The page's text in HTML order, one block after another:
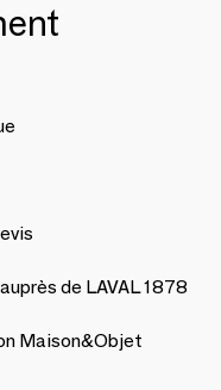
de LAVAL 1878
Maison&Objet